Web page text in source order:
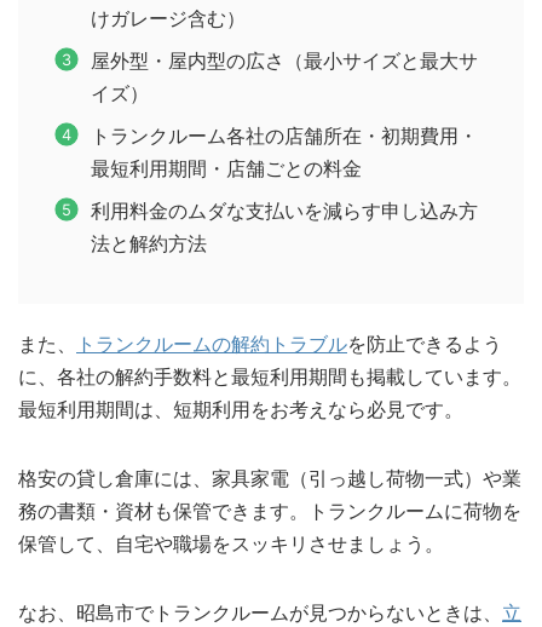
けガレージ含む）
屋外型・屋内型の広さ（最小サイズと最大サ
イズ）
トランクルーム各社の店舗所在・初期費用・
最短利用期間・店舗ごとの料金
利用料金のムダな支払いを減らす申し込み方
法と解約方法
また、 トランクルームの解約トラブルを防止できるよう
に、各社の解約手数料と最短利用期間も掲載しています。
最短利用期間は、短期利用をお考えなら必見です。
格安の貸し倉庫には、家具家電（引っ越し荷物一式）や業
務の書類・資材も保管できます。トランクルームに荷物を
保管して、自宅や職場をスッキリさせましょう。
なお、昭島市でトランクルームが見つからないときは、 立